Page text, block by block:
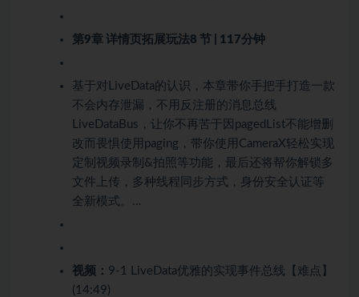
第9章 详情页拓展玩法8 节 | 117分钟
基于对LiveData的认识，本章带你手把手打造一款
不会内存泄漏，不用反注册的消息总线
LiveDataBus，让你不再苦于因pagedList不能增删
改而畏惧使用paging，带你使用CameraX轻松实现
定制视频录制&拍照等功能，最后还将帮你解锁多
文件上传，多种线程同步方式，身份安全认证等
全新模式。…
视频： 9-1 LiveData优雅的实现事件总线【难点】
(14:49)